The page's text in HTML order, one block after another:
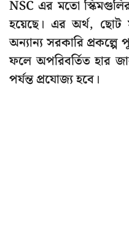
NSC এর মতো
হয়েছে। এর অর্থ, ছোট
অন্যান্য সরকারি প্রকল্পে
ফলে অপরিবর্তিত হার
পর্যন্ত প্রযোজ্য হবে।